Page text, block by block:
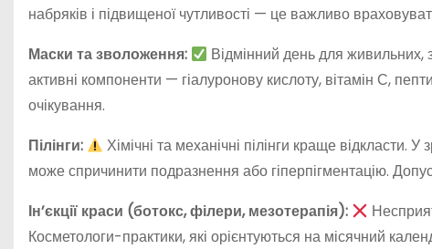
набряків і підвищеної чутливості — це важливо
Маски та зволоження:
Відмінний день для
активні компоненти — гіалуронову кислоту, вітамін С,
очікування.
Пілінги:
Хімічні та механічні пілінги краще
може спричинити подразнення або гіперпігментацію.
Ін’єкції краси (ботокс, філери, мезотерапія):
Косметологи-практики, які орієнтуються на місячний